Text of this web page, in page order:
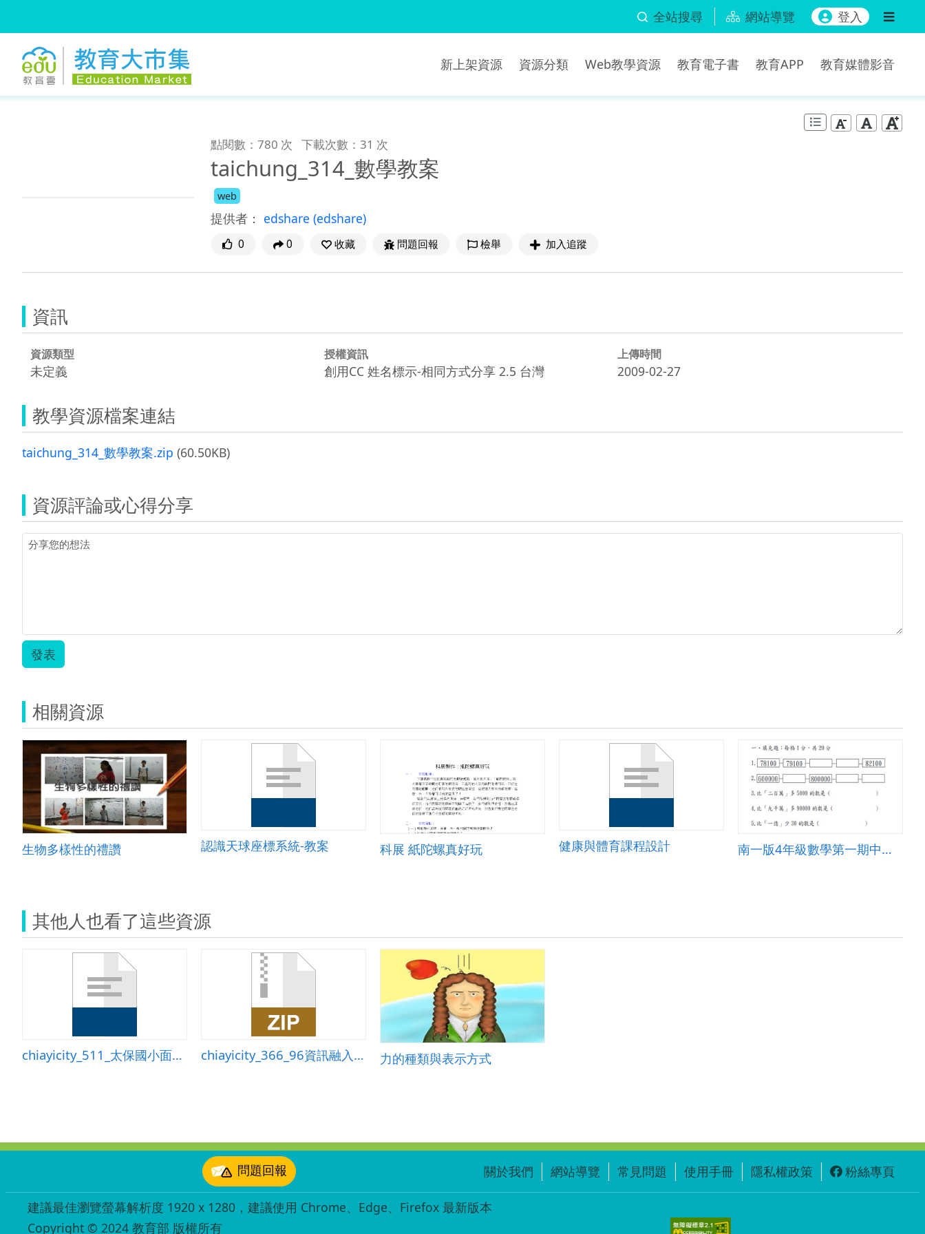
全站搜尋 網站導覽 登入
新上架資源 資源分類 Web教學資源 教育電子書 教育APP 教育媒體影音
點閱數：780 次 下載次數：31 次
taichung_314_數學教案
web
提供者： edshare (edshare)
0 0 收藏 問題回報 檢舉 加入追蹤
資訊
資源類型
未定義
授權資訊
創用CC 姓名標示-相同方式分享 2.5 台灣
上傳時間
2009-02-27
教學資源檔案連結
taichung_314_數學教案.zip (60.50KB)
資源評論或心得分享
發表
相關資源
生物多樣性的禮讚 認識天球座標系統-教案 科展 紙陀螺真好玩 健康與體育課程設計 南一版4年級數學第一期中考試題
其他人也看了這些資源
chiayicity_511_太保國小面積公式的應用資訊融入教學數學教案 chiayicity_366_96資訊融入數學教案(南新鄭富美) 力的種類與表示方式
問題回報 關於我們 網站導覽 常見問題 使用手冊 隱私權政策 粉絲專頁
建議最佳瀏覽螢幕解析度 1920 x 1280，建議使用 Chrome、Edge、Firefox 最新版本
Copyright © 2024 教育部 版權所有